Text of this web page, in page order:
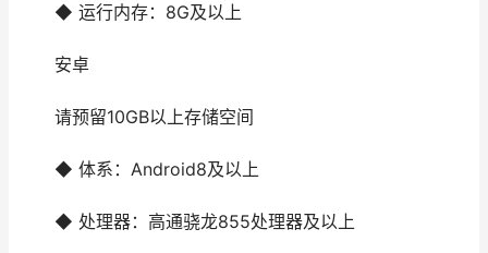
◆ 运行内存：8G及以上
安卓
请预留10GB以上存储空间
◆ 体系：Android8及以上
◆ 处理器：高通骁龙855处理器及以上